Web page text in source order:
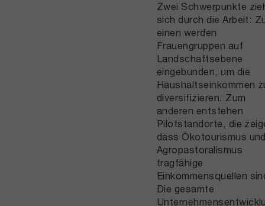
Zwei Schwerpunkte
sich durch die Arbeit:
einen werden
Frauengruppen auf
Landschaftsebene
eingebunden, um die
Haushaltseinkommen
diversifizieren. Zum
anderen entstehen
Pilotstandorte, die
dass Ökotourismus
Agropastoralismus
tragfähige
Einkommensquellen
Die gesamte